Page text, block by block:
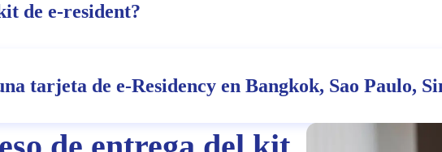
de e-resident?
tarjeta de e-Residency en Bangkok, Sao Paulo,